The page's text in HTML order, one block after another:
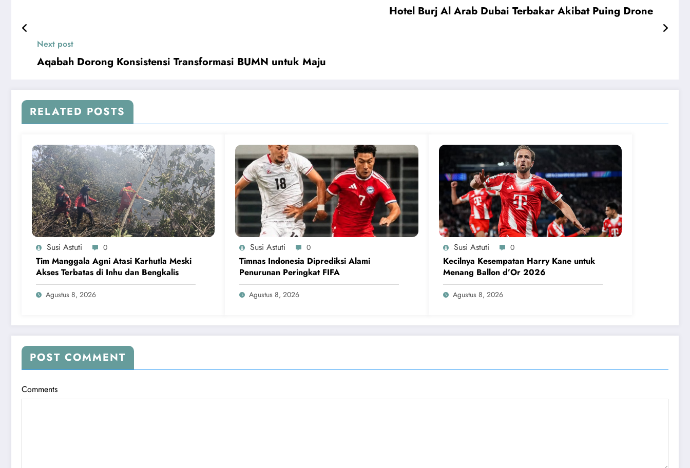
Hotel Burj Al Arab Dubai Terbakar Akibat Puing Drone
Next post
Aqabah Dorong Konsistensi Transformasi BUMN untuk Maju
RELATED POSTS
Susi Astuti 0
Tim Manggala Agni Atasi Karhutla Meski
Akses Terbatas di Inhu dan Bengkalis
Agustus 8, 2026
Susi Astuti 0
Timnas Indonesia Diprediksi Alami
Penurunan Peringkat FIFA
Agustus 8, 2026
Susi Astuti 0
Kecilnya Kesempatan Harry Kane untuk
Menang Ballon d’Or 2026
Agustus 8, 2026
POST COMMENT
Comments